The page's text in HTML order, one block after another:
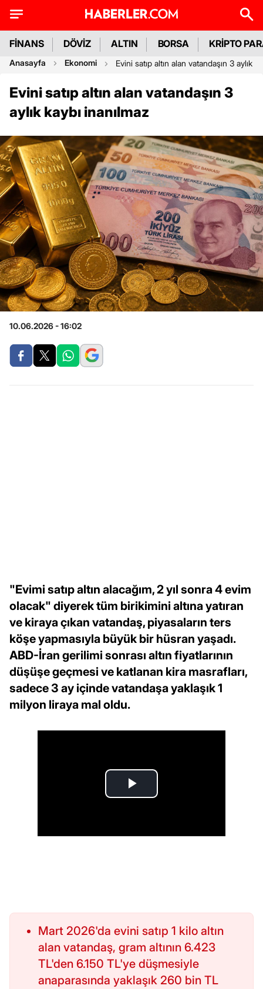
FİNANS DÖVİZ ALTIN BORSA KRİPTO
Anasayfa Ekonomi Evini satıp altın alan vatandaşın 3 aylık
Evini satıp altın alan vatandaşın 3
aylık kaybı inanılmaz
10.06.2026 - 16:02
"Evimi satıp altın alacağım, 2 yıl sonra 4 evim
olacak" diyerek tüm birikimini altına yatıran
ve kiraya çıkan vatandaş, piyasaların ters
köşe yapmasıyla büyük bir hüsran yaşadı.
ABD-İran gerilimi sonrası altın fiyatlarının
düşüşe geçmesi ve katlanan kira masrafları,
sadece 3 ay içinde vatandaşa yaklaşık 1
milyon liraya mal oldu.
Mart 2026'da evini satıp 1 kilo altın
alan vatandaş, gram altının 6.423
TL'den 6.150 TL'ye düşmesiyle
anaparasında yaklaşık 260 bin TL